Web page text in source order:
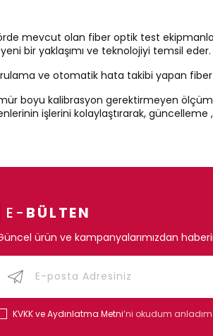
mevcut olan fiber optik test
bir yaklaşımı ve teknolojiyi temsil eder.
ve otomatik hata takibi yapan fiber
boyu kalibrasyon gerektirmeyen
işlerini kolaylaştırarak, güncelleme
E- BÜLTEN
ürün ve kampanyalarımızdan
KVKK ve Aydınlatma Metni’ni okudum